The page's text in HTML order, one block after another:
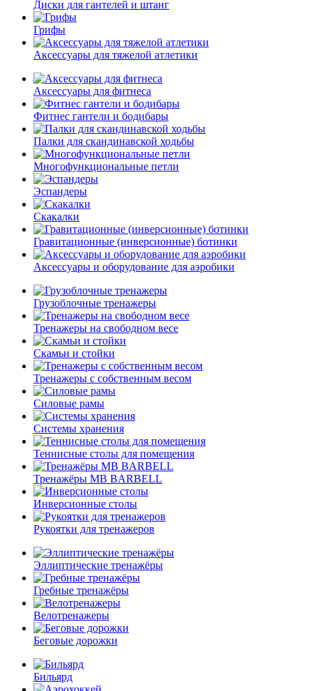
Диски для гантелей и штанг
Грифы
Аксессуары для тяжелой атлетики
Аксессуары для фитнеса
Фитнес гантели и бодибары
Палки для скандинавской ходьбы
Многофункциональные петли
Эспандеры
Скакалки
Гравитационные (инверсионные) ботинки
Аксессуары и оборудование для аэробики
Грузоблочные тренажеры
Тренажеры на свободном весе
Скамьи и стойки
Тренажеры с собственным весом
Силовые рамы
Системы хранения
Теннисные столы для помещения
Тренажёры MB BARBELL
Инверсионные столы
Рукоятки для тренажеров
Эллиптические тренажёры
Гребные тренажёры
Велотренажеры
Беговые дорожки
Бильярд